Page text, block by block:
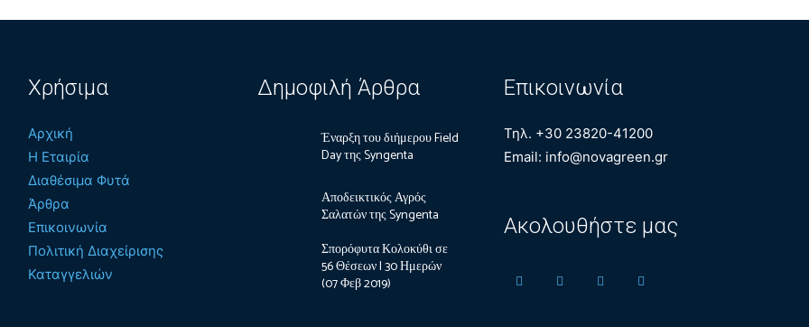
Χρήσιμα
Αρχική
Η Εταιρία
Διαθέσιμα Φυτά
Άρθρα
Επικοινωνία
Πολιτική Διαχείρισης
Καταγγελιών
Δημοφιλή Άρθρα
Έναρξη του διήμερου Field
Day της Syngenta
Αποδεικτικός Αγρός
Σαλατών της Syngenta
Σπορόφυτα Κολοκύθι σε
56 Θέσεων | 30 Ημερών
(07 Φεβ 2019)
Επικοινωνία
Τηλ. +30 23820-41200
Email: info@novagreen.gr
Ακολουθήστε μας